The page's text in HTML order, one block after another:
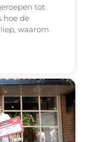
tot
hoe de
waarom